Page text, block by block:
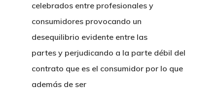
celebrados entre profesionales y
consumidores provocando un
desequilibrio evidente entre las
partes y perjudicando a la parte débil del
contrato que es el consumidor por lo que
además de ser